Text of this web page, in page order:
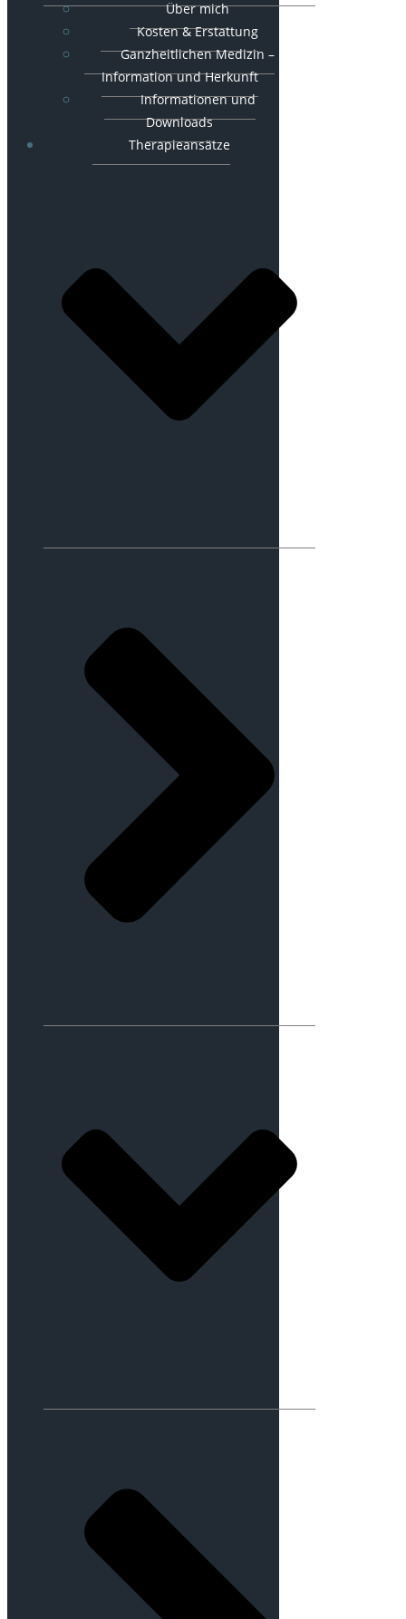
Über mich
Kosten & Erstattung
Ganzheitlichen Medizin –
Information und Herkunft
Informationen und
Downloads
Therapieansätze